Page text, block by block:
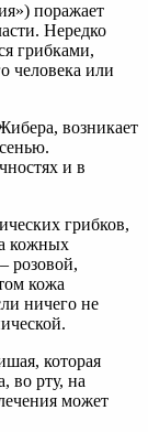
поражает
Нередко
грибками,
человека или
возникает
и в
грибков,
кожных
розовой,
кожа
ничего не
которая
во рту, на
может